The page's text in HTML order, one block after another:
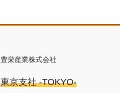
豊栄産業株式会社
東京支社 -TOKYO-